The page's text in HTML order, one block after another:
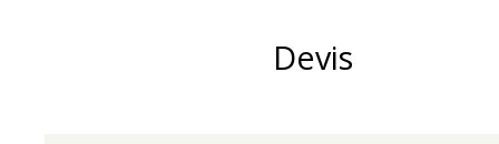
Devis